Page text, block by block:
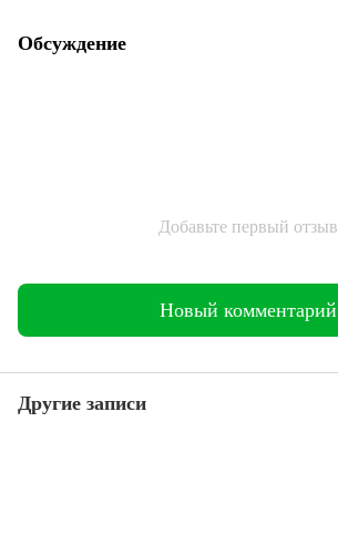
Обсуждение
Добавьте первый отзыв
Новый комментарий
Другие записи